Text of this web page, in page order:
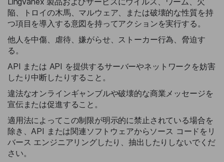
陥、トロイの木馬、マルウェア、または破壊的な性質を持
つ項目を導入する意図を持ってアクションを実行する。
他人を中傷、虐待、嫌がらせ、ストーカー行為、脅迫す
る。
API または API を提供するサーバーやネットワークを妨害
したり中断したりすること。
違法なオンラインギャンブルや破壊的な商業メッセージを
宣伝または促進すること。
適用法によってこの制限が明示的に禁止されている場合を
除き、API または関連ソフトウェアからソース コードをリ
バース エンジニアリングしたり、抽出したりしないでくだ
さい。